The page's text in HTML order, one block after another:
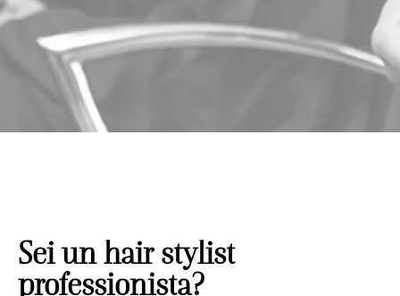
Sei un hair stylist
professionista?